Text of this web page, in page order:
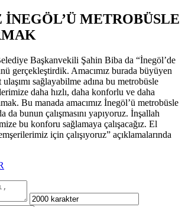
METROBÜSLE
Başkanvekili Şahin Biba da “İnegöl’de
gerçekleştirdik. Amacımız burada büyüyen
sağlayabilme adına bu metrobüsle
daha hızlı, daha konforlu ve daha
Bu manada amacımız İnegöl’ü metrobüsle
da bunun çalışmasını yapıyoruz. İnşallah
bu konforu sağlamaya çalışacağız. El
için çalışıyoruz” açıklamalarında